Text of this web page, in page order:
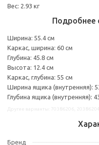
Вес: 2.93 кг
Подробнее
Ширина: 55.4 см
Каркас, ширина: 60 см
Глубина: 45.8 см
Высота: 12.4 см
Каркас, глубина: 55 см
Ширина ящика (внутренняя):
Глубина ящика (внутренняя):
Бренд